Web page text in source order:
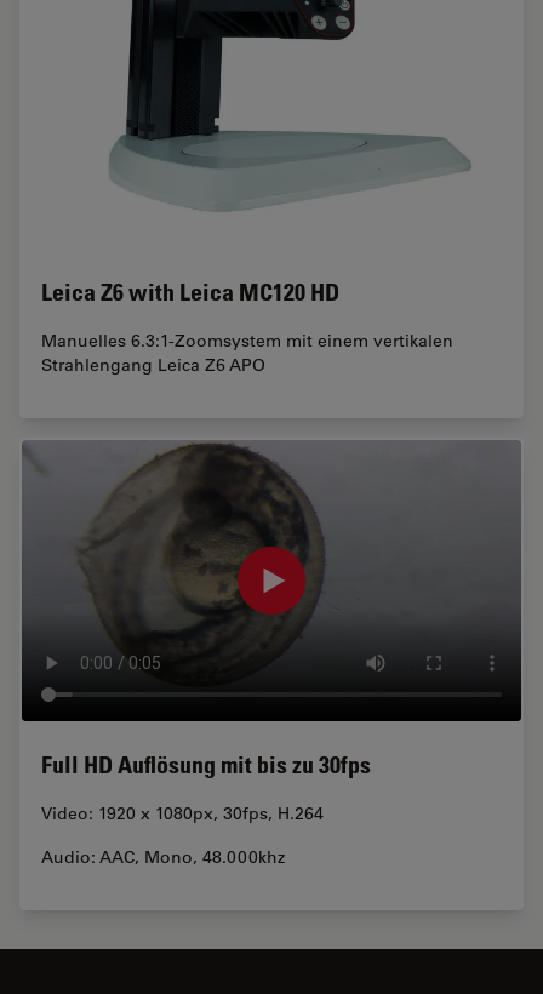
Leica Z6 with Leica MC120 HD
Manuelles 6.3:1-Zoomsystem mit einem vertikalen
Strahlengang Leica Z6 APO
Full HD Auflösung mit bis zu 30fps
Video: 1920 x 1080px, 30fps, H.264
Audio: AAC, Mono, 48.000khz